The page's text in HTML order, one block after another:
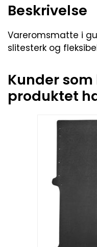
Beskrivelse
Vareromsmatte i
slitesterk og
Kunder
produktet